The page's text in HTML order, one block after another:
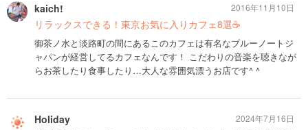
kaich!
リラックスできる！東京お気に入りカフェ8選☕️
御茶ノ水と淡路町の間にあるこのカフェは有名なブルーノートジ
ャパンが経営してるカフェなんです！ こだわりの音楽を聴きなが
らお茶したり食事したり…大人な雰囲気漂うお店です^ ^
2016年11月10日
Holiday 2024年7月16日